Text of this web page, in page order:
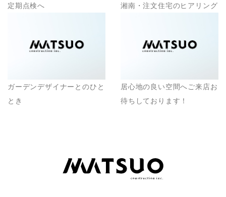
定期点検へ 湘南・注文住宅のヒアリング
ガーデンデザイナーとのひと
とき
居心地の良い空間へご来店お
待ちしております！